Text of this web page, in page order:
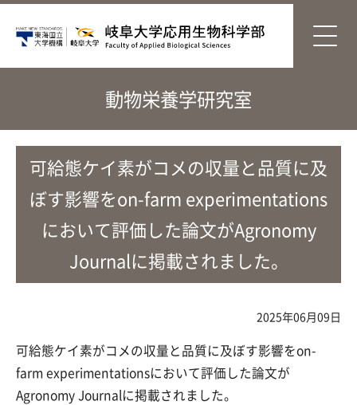
動物栄養学研究室
可給態ケイ素がコメの収量と品質に及
ぼす影響をon-farm experimentations
において評価した論文がAgronomy
Journalに掲載されました。
2025年06月09日
可給態ケイ素がコメの収量と品質に及ぼす影響をon-
farm experimentationsにおいて評価した論文が
Agronomy Journalに掲載されました。